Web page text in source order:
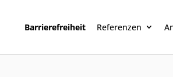
Barrierefreiheit Referenzen